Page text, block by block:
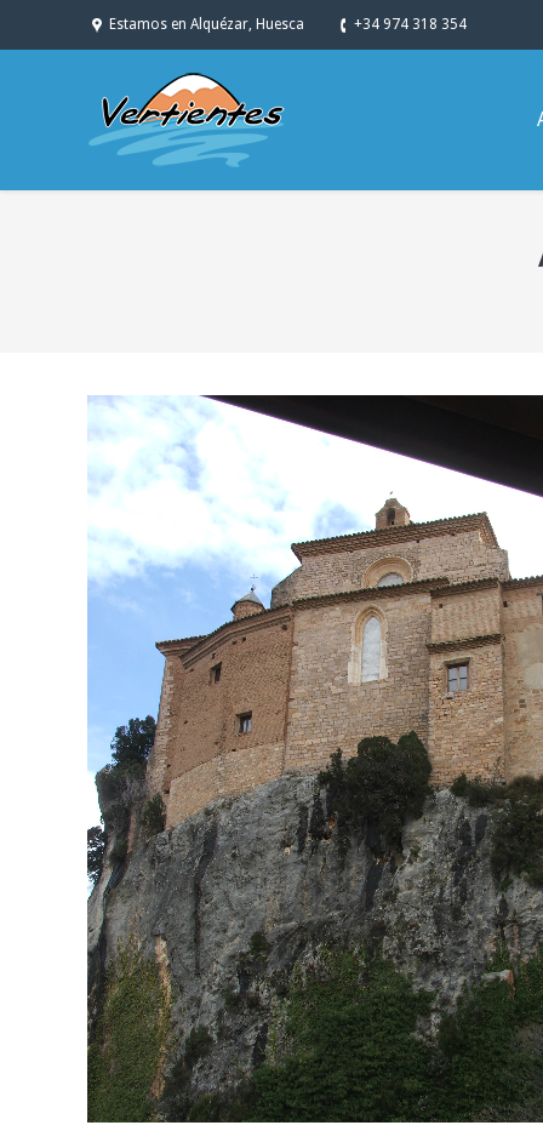
Estamos en Alquézar, Huesca +34 974 318 354